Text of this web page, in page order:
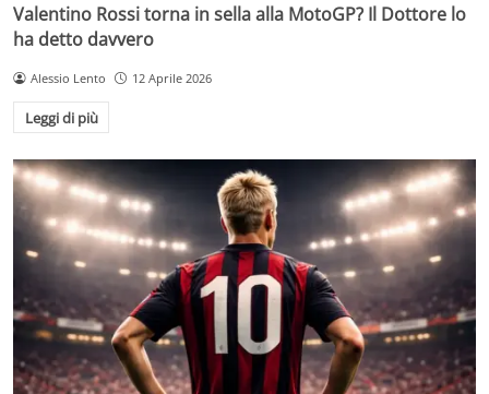
Valentino Rossi torna in sella alla MotoGP? Il Dottore lo
ha detto davvero
Alessio Lento 12 Aprile 2026
Leggi di più